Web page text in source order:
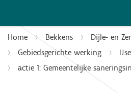
Home Bekkens
Dijle- en
Gebiedsgerichte werking
IJse
actie 1: Gemeentelijke